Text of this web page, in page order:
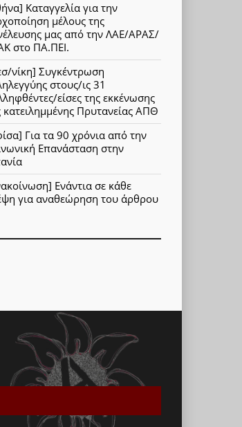
Καταγγελία για την
μέλους της
μας από την ΛΑΕ/ΑΡΑΣ/
στο ΠΑ.ΠΕΙ.
νίκη] Συγκέντρωση
στους/ις 31
είσες της εκκένωσης
κατειλημμένης Πρυτανείας ΑΠΘ
Για τα 90 χρόνια από την
Επανάσταση στην
Ενάντια σε κάθε
για αναθεώρηση του άρθρου